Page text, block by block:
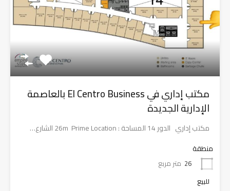
مكتب إداري في El Centro Business بالعاصمة
الإدارية الجديدة
مكتب إداري الدور 14 المساحة : 26m Prime Location الشارع…
منطقة
26 متر مربع
للبيع